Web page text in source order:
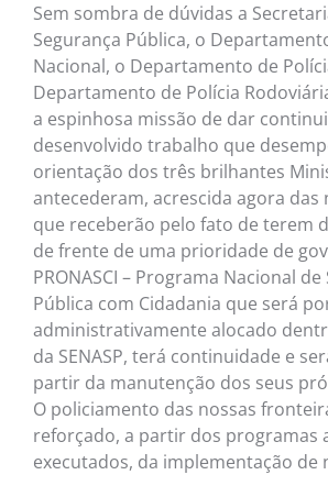
Sem sombra de dúvidas a
Segurança Pública, o
Nacional, o Departamento de
Departamento de Polícia
a espinhosa missão de dar
desenvolvido trabalho que
orientação dos três brilhantes
antecederam, acrescida agora das
que receberão pelo fato de terem
de frente de uma prioridade de
PRONASCI – Programa Nacional
Pública com Cidadania que será
administrativamente alocado
da SENASP, terá continuidade e
partir da manutenção dos seus
O policiamento das nossas
reforçado, a partir dos programas
executados, da implementação de